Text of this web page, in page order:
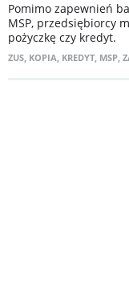
Pomimo zapewnień
MSP, przedsiębiorcy
pożyczkę czy kredyt.
ZUS, KOPIA, KREDYT, MSP,